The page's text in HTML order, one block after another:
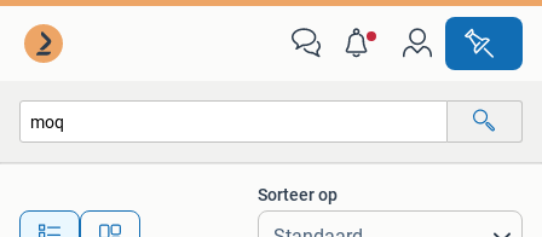
Alle afstanden…
Sorteer op